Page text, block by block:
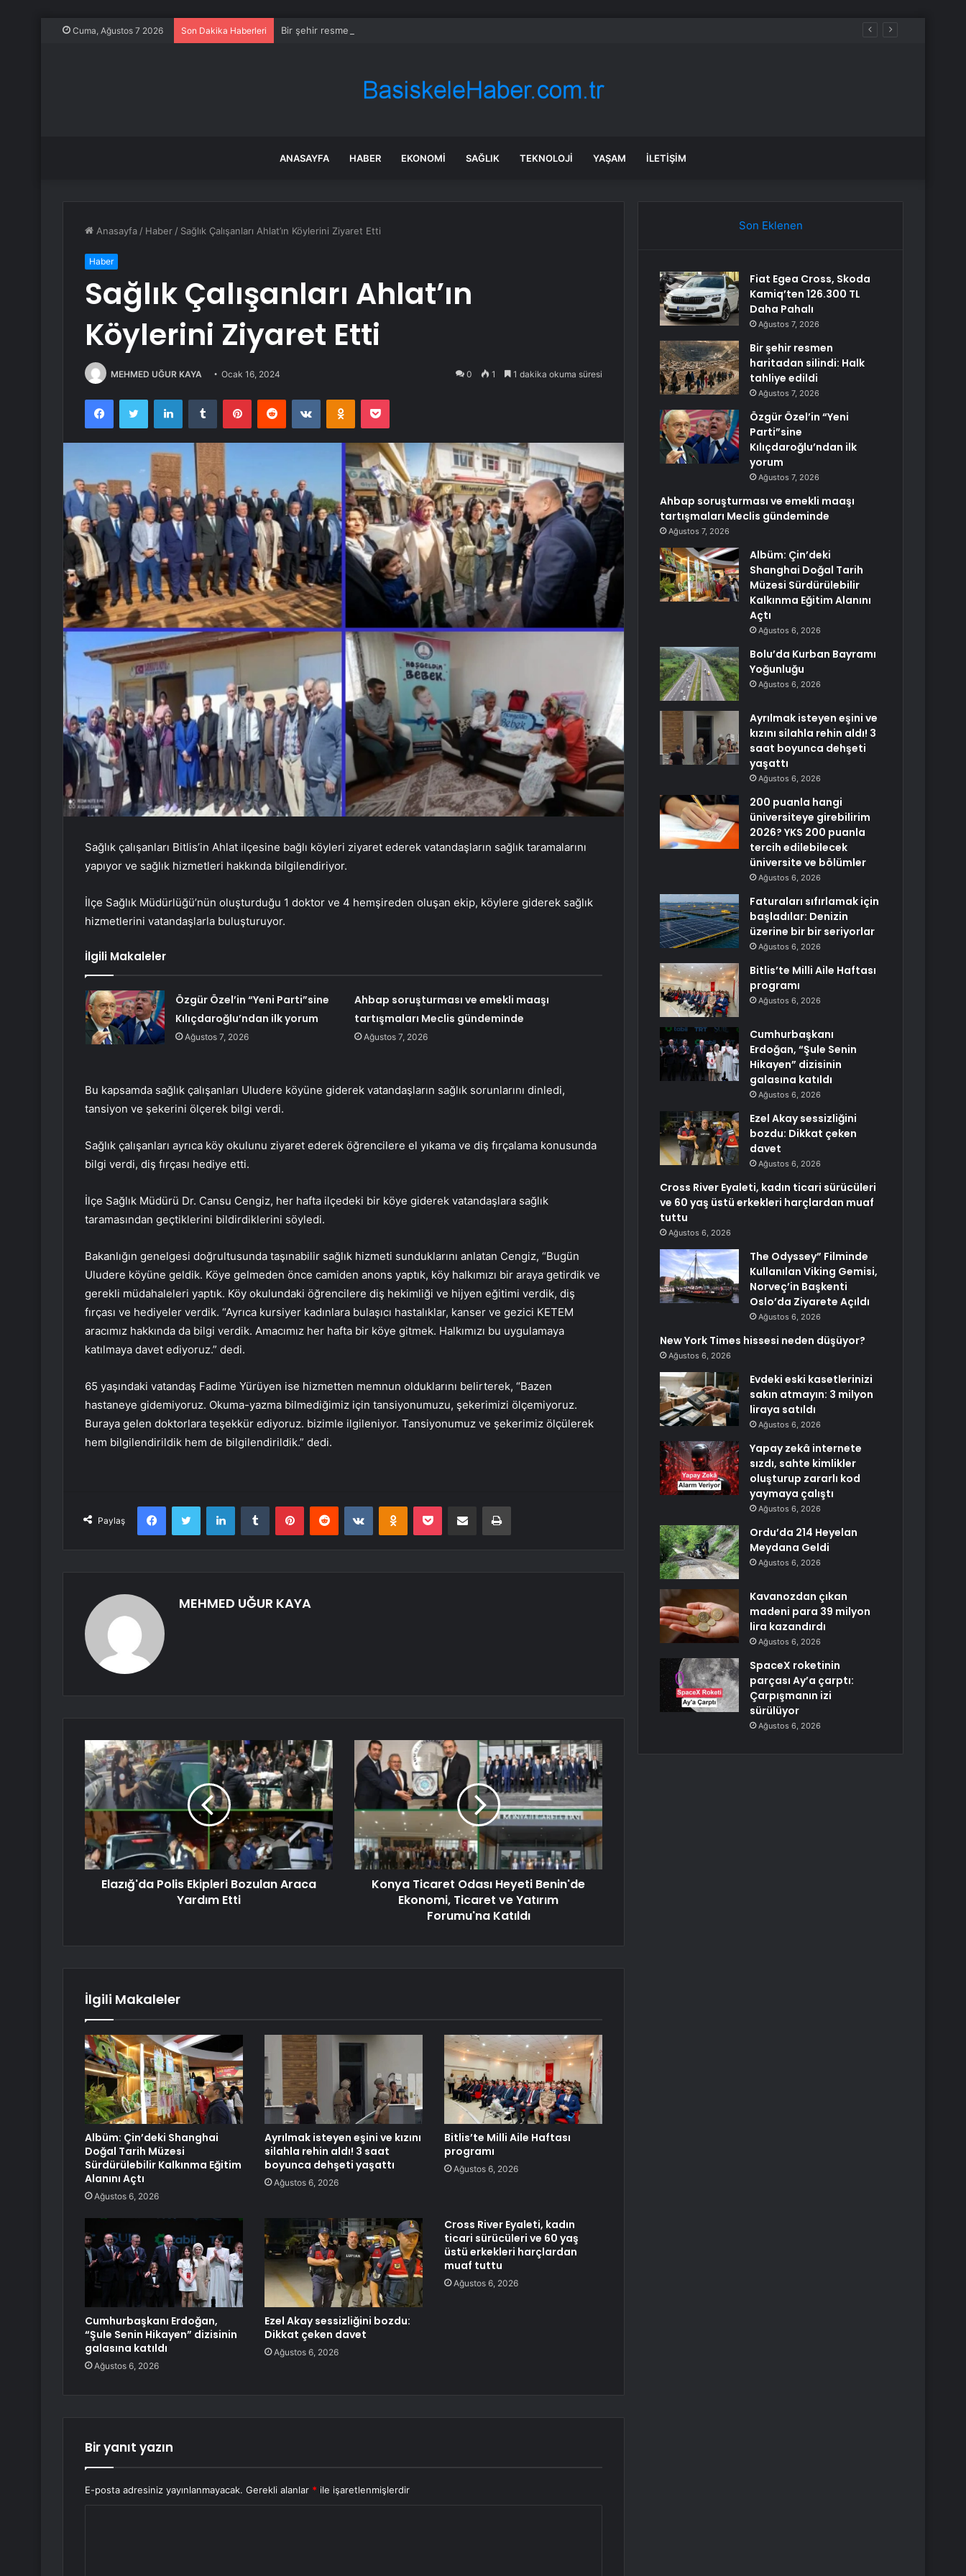
Cuma, Ağustos 7 2026 Son Dakika Haberleri Bir şehir resmen haritadan silindi: Halk tahliye edildi
ANASAYFA HABER EKONOMI SAĞLIK TEKNOLOJI YAŞAM İLETIŞIM
Anasayfa / Haber / Sağlık Çalışanları Ahlat’ın Köylerini Ziyaret Etti
Haber
Sağlık Çalışanları Ahlat’ın
Köylerini Ziyaret Etti
MEHMED UĞUR KAYA Ocak 16, 2024 0 1 1 dakika okuma süresi
FacebookTwitter LinkedInTumblr PinterestReddit VKontakteOdnoklassniki
Pocket
Sağlık çalışanları Bitlis’in Ahlat ilçesine bağlı köyleri ziyaret ederek vatandaşların sağlık taramalarını
yapıyor ve sağlık hizmetleri hakkında bilgilendiriyor.
İlçe Sağlık Müdürlüğü’nün oluşturduğu 1 doktor ve 4 hemşireden oluşan ekip, köylere giderek sağlık
hizmetlerini vatandaşlarla buluşturuyor.
İlgili Makaleler
Özgür Özel’in “Yeni Parti”sine
Kılıçdaroğlu’ndan ilk yorum
Ağustos 7, 2026
Ahbap soruşturması ve emekli maaşı
tartışmaları Meclis gündeminde
Ağustos 7, 2026
Bu kapsamda sağlık çalışanları Uludere köyüne giderek vatandaşların sağlık sorunlarını dinledi,
tansiyon ve şekerini ölçerek bilgi verdi.
Sağlık çalışanları ayrıca köy okulunu ziyaret ederek öğrencilere el yıkama ve diş fırçalama konusunda
bilgi verdi, diş fırçası hediye etti.
İlçe Sağlık Müdürü Dr. Cansu Cengiz, her hafta ilçedeki bir köye giderek vatandaşlara sağlık
taramasından geçtiklerini bildirdiklerini söyledi.
Bakanlığın genelgesi doğrultusunda taşınabilir sağlık hizmeti sunduklarını anlatan Cengiz, “Bugün
Uludere köyüne geldik. Köye gelmeden önce camiden anons yaptık, köy halkımızı bir araya getirdik ve
gerekli müdahaleleri yaptık. Köy okulundaki öğrencilere diş hekimliği ve hijyen eğitimi verdik, diş
fırçası ve hediyeler verdik. “Ayrıca kursiyer kadınlara bulaşıcı hastalıklar, kanser ve gezici KETEM
aracımız hakkında da bilgi verdik. Amacımız her hafta bir köye gitmek. Halkımızı bu uygulamaya
katılmaya davet ediyoruz.” dedi.
65 yaşındaki vatandaş Fadime Yürüyen ise hizmetten memnun olduklarını belirterek, “Bazen
hastaneye gidemiyoruz. Okuma-yazma bilmediğimiz için tansiyonumuzu, şekerimizi ölçemiyoruz.
Buraya gelen doktorlara teşekkür ediyoruz. bizimle ilgileniyor. Tansiyonumuz ve şekerimiz ölçülerek
hem bilgilendirildik hem de bilgilendirildik.” dedi.
Paylaş
FacebookTwitter LinkedInTumblr PinterestReddit VKontakteOdnoklassniki
Pocket E-Posta ile paylaş Yazdır
MEHMED UĞUR KAYA
Elazığ'da Polis Ekipleri Bozulan Araca
Yardım Etti
Konya Ticaret Odası Heyeti Benin'de
Ekonomi, Ticaret ve Yatırım
Forumu'na Katıldı
İlgili Makaleler
Albüm: Çin’deki Shanghai
Doğal Tarih Müzesi
Sürdürülebilir Kalkınma Eğitim
Alanını Açtı
Ağustos 6, 2026
Ayrılmak isteyen eşini ve kızını
silahla rehin aldı! 3 saat
boyunca dehşeti yaşattı
Ağustos 6, 2026
Bitlis’te Milli Aile Haftası
programı
Ağustos 6, 2026
Cumhurbaşkanı Erdoğan,
“Şule Senin Hikayen” dizisinin
galasına katıldı
Ağustos 6, 2026
Ezel Akay sessizliğini bozdu:
Dikkat çeken davet
Ağustos 6, 2026
Cross River Eyaleti, kadın
ticari sürücüleri ve 60 yaş
üstü erkekleri harçlardan
muaf tuttu
Ağustos 6, 2026
Bir yanıt yazın
E-posta adresiniz yayınlanmayacak. Gerekli alanlar * ile işaretlenmişlerdir
Son Eklenen
Fiat Egea Cross, Skoda
Kamiq’ten 126.300 TL
Daha Pahalı
Ağustos 7, 2026
Bir şehir resmen
haritadan silindi: Halk
tahliye edildi
Ağustos 7, 2026
Özgür Özel’in “Yeni
Parti”sine
Kılıçdaroğlu’ndan ilk
yorum
Ağustos 7, 2026
Ahbap soruşturması ve emekli maaşı
tartışmaları Meclis gündeminde
Ağustos 7, 2026
Albüm: Çin’deki
Shanghai Doğal Tarih
Müzesi Sürdürülebilir
Kalkınma Eğitim Alanını
Açtı
Ağustos 6, 2026
Bolu’da Kurban Bayramı
Yoğunluğu
Ağustos 6, 2026
Ayrılmak isteyen eşini ve
kızını silahla rehin aldı! 3
saat boyunca dehşeti
yaşattı
Ağustos 6, 2026
200 puanla hangi
üniversiteye girebilirim
2026? YKS 200 puanla
tercih edilebilecek
üniversite ve bölümler
Ağustos 6, 2026
Faturaları sıfırlamak için
başladılar: Denizin
üzerine bir bir seriyorlar
Ağustos 6, 2026
Bitlis’te Milli Aile Haftası
programı
Ağustos 6, 2026
Cumhurbaşkanı
Erdoğan, “Şule Senin
Hikayen” dizisinin
galasına katıldı
Ağustos 6, 2026
Ezel Akay sessizliğini
bozdu: Dikkat çeken
davet
Ağustos 6, 2026
Cross River Eyaleti, kadın ticari sürücüleri
ve 60 yaş üstü erkekleri harçlardan muaf
tuttu
Ağustos 6, 2026
The Odyssey” Filminde
Kullanılan Viking Gemisi,
Norveç’in Başkenti
Oslo’da Ziyarete Açıldı
Ağustos 6, 2026
New York Times hissesi neden düşüyor?
Ağustos 6, 2026
Evdeki eski kasetlerinizi
sakın atmayın: 3 milyon
liraya satıldı
Ağustos 6, 2026
Yapay zekâ internete
sızdı, sahte kimlikler
oluşturup zararlı kod
yaymaya çalıştı
Ağustos 6, 2026
Ordu’da 214 Heyelan
Meydana Geldi
Ağustos 6, 2026
Kavanozdan çıkan
madeni para 39 milyon
lira kazandırdı
Ağustos 6, 2026
SpaceX roketinin
parçası Ay’a çarptı:
Çarpışmanın izi
sürülüyor
Ağustos 6, 2026